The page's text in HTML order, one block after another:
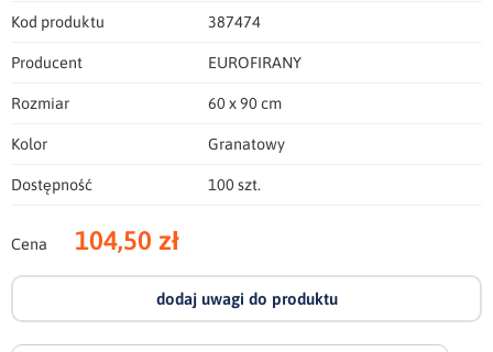
Kod produktu 387474
Producent EUROFIRANY
Rozmiar 60 x 90 cm
Kolor Granatowy
Dostępność 100 szt.
Cena 104,50 zł
dodaj uwagi do produktu